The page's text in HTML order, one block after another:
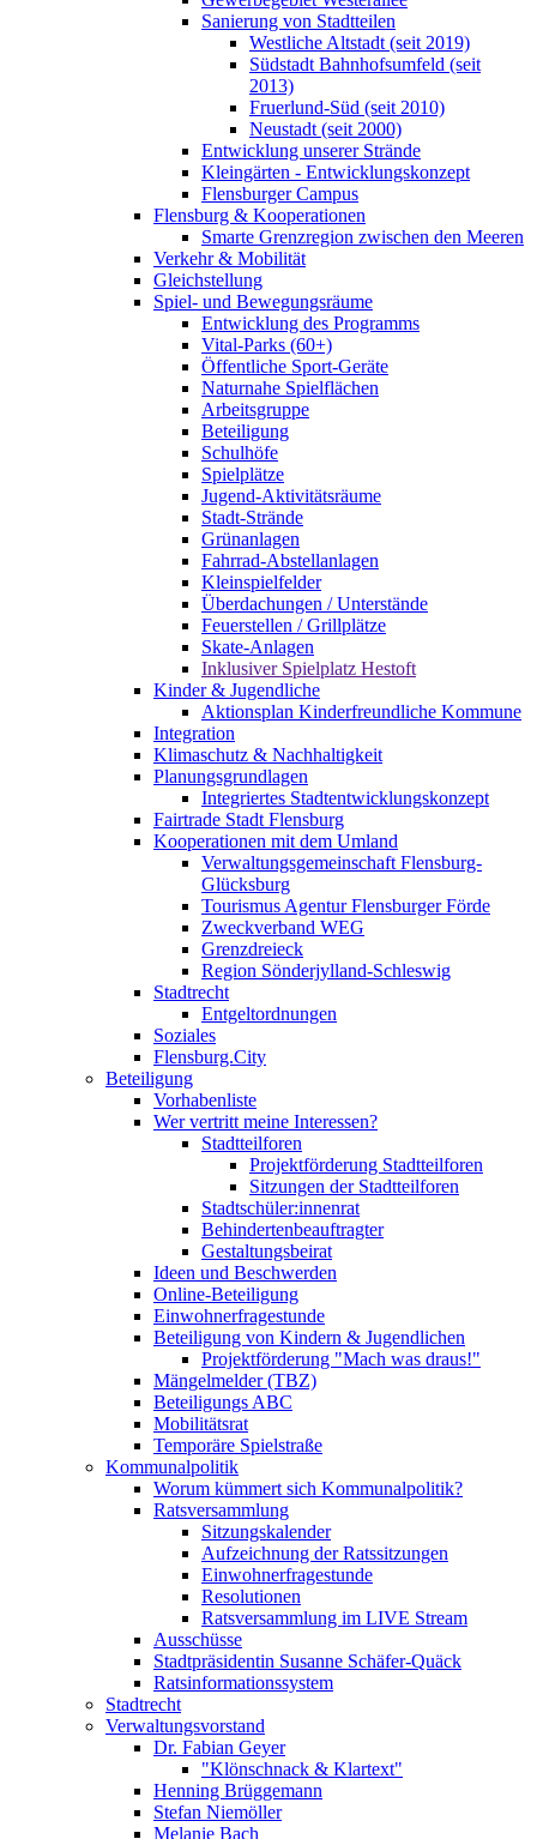
Sanierung von Stadtteilen
Westliche Altstadt (seit 2019)
Südstadt Bahnhofsumfeld (seit
2013)
Fruerlund-Süd (seit 2010)
Neustadt (seit 2000)
Entwicklung unserer Strände
Kleingärten - Entwicklungskonzept
Flensburger Campus
Flensburg & Kooperationen
Smarte Grenzregion zwischen den Meeren
Verkehr & Mobilität
Gleichstellung
Spiel- und Bewegungsräume
Entwicklung des Programms
Vital-Parks (60+)
Öffentliche Sport-Geräte
Naturnahe Spielflächen
Arbeitsgruppe
Beteiligung
Schulhöfe
Spielplätze
Jugend-Aktivitätsräume
Stadt-Strände
Grünanlagen
Fahrrad-Abstellanlagen
Kleinspielfelder
Überdachungen / Unterstände
Feuerstellen / Grillplätze
Skate-Anlagen
Inklusiver Spielplatz Hestoft
Kinder & Jugendliche
Aktionsplan Kinderfreundliche Kommune
Integration
Klimaschutz & Nachhaltigkeit
Planungsgrundlagen
Integriertes Stadtentwicklungskonzept
Fairtrade Stadt Flensburg
Kooperationen mit dem Umland
Verwaltungsgemeinschaft Flensburg-
Glücksburg
Tourismus Agentur Flensburger Förde
Zweckverband WEG
Grenzdreieck
Region Sönderjylland-Schleswig
Stadtrecht
Entgeltordnungen
Soziales
Flensburg.City
Beteiligung
Vorhabenliste
Wer vertritt meine Interessen?
Stadtteilforen
Projektförderung Stadtteilforen
Sitzungen der Stadtteilforen
Stadtschüler:innenrat
Behindertenbeauftragter
Gestaltungsbeirat
Ideen und Beschwerden
Online-Beteiligung
Einwohnerfragestunde
Beteiligung von Kindern & Jugendlichen
Projektförderung "Mach was draus!"
Mängelmelder (TBZ)
Beteiligungs ABC
Mobilitätsrat
Temporäre Spielstraße
Kommunalpolitik
Worum kümmert sich Kommunalpolitik?
Ratsversammlung
Sitzungskalender
Aufzeichnung der Ratssitzungen
Einwohnerfragestunde
Resolutionen
Ratsversammlung im LIVE Stream
Ausschüsse
Stadtpräsidentin Susanne Schäfer-Quäck
Ratsinformationssystem
Stadtrecht
Verwaltungsvorstand
Dr. Fabian Geyer
"Klönschnack & Klartext"
Henning Brüggemann
Stefan Niemöller
Melanie Bach